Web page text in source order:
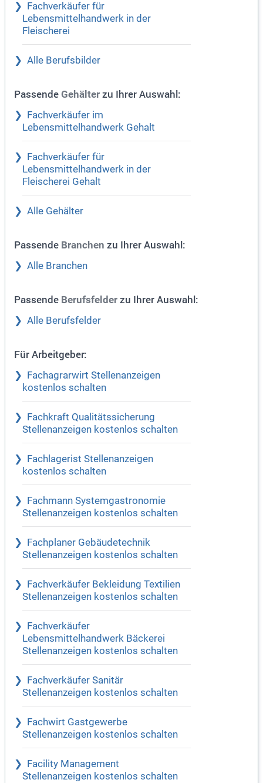
Fachverkäufer für
Lebensmittelhandwerk in der
Fleischerei
Alle Berufsbilder
Passende Gehälter zu Ihrer Auswahl:
Fachverkäufer im
Lebensmittelhandwerk Gehalt
Fachverkäufer für
Lebensmittelhandwerk in der
Fleischerei Gehalt
Alle Gehälter
Passende Branchen zu Ihrer Auswahl:
Alle Branchen
Passende Berufsfelder zu Ihrer Auswahl:
Alle Berufsfelder
Für Arbeitgeber:
Fachagrarwirt Stellenanzeigen
kostenlos schalten
Fachkraft Qualitätssicherung
Stellenanzeigen kostenlos schalten
Fachlagerist Stellenanzeigen
kostenlos schalten
Fachmann Systemgastronomie
Stellenanzeigen kostenlos schalten
Fachplaner Gebäudetechnik
Stellenanzeigen kostenlos schalten
Fachverkäufer Bekleidung Textilien
Stellenanzeigen kostenlos schalten
Fachverkäufer
Lebensmittelhandwerk Bäckerei
Stellenanzeigen kostenlos schalten
Fachverkäufer Sanitär
Stellenanzeigen kostenlos schalten
Fachwirt Gastgewerbe
Stellenanzeigen kostenlos schalten
Facility Management
Stellenanzeigen kostenlos schalten